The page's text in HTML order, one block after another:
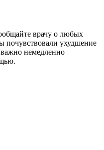
врачу о любых
почувствовали ухудшение
немедленно